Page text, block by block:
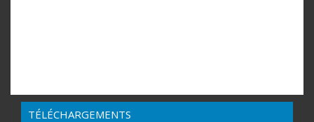
TÉLÉCHARGEMENTS